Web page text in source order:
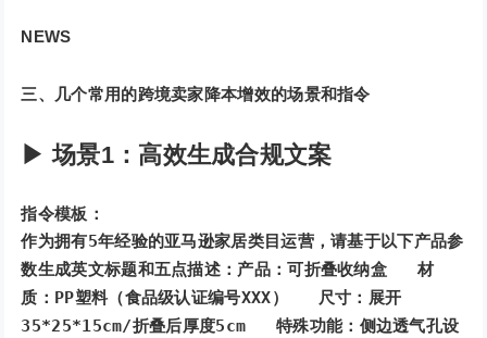
NEWS
三、几个常用的跨境卖家降本增效的场景和指令
▶ 场景1：高效生成合规文案
指令模板：
作为拥有5年经验的亚马逊家居类目运营，请基于以下产品参
数生成英文标题和五点描述：产品：可折叠收纳盒 材
质：PP塑料（食品级认证编号XXX） 尺寸：展开
35*25*15cm/折叠后厚度5cm 特殊功能：侧边透气孔设